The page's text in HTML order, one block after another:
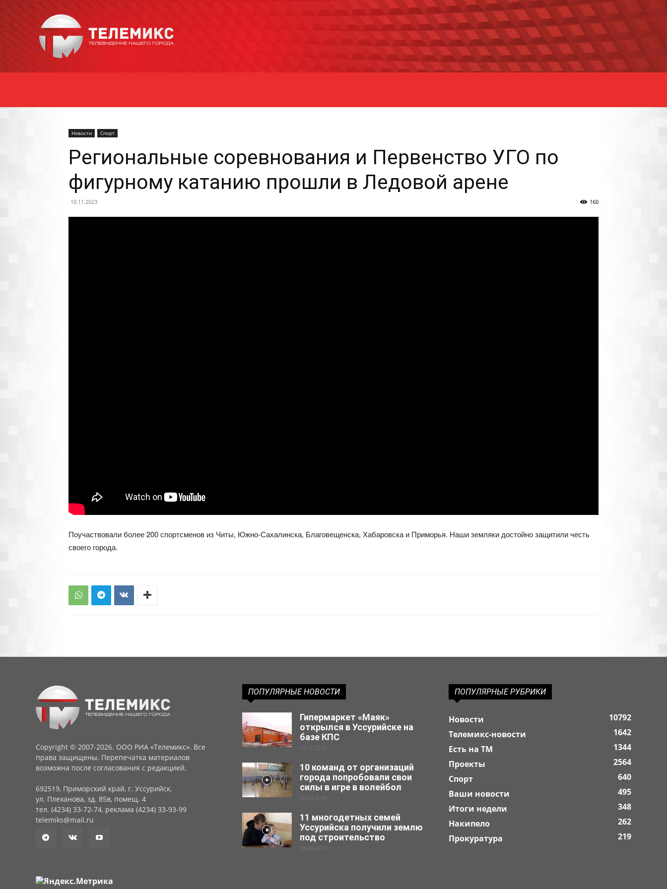
Уссурийска
Новости Спорт
Региональные соревнования и Первенство УГО по
фигурному катанию прошли в Ледовой арене
10.11.2023 160
Поучаствовали более 200 спортсменов из Читы, Южно-Сахалинска, Благовещенска, Хабаровска и Приморья. Наши земляки достойно защитили честь
своего города.
Copyright © 2007-2026. ООО РИА «Телемикс». Все
права защищены. Перепечатка материалов
возможна после согласования с редакцией.
692519, Приморский край, г. Уссурийск,
ул. Плеханова, зд. 85в, помещ. 4
тел. (4234) 33-72-74, реклама (4234) 33-93-99
telemiks@mail.ru
ПОПУЛЯРНЫЕ НОВОСТИ
Гипермаркет «Маяк»
открылся в Уссурийске на
базе КПС
23.12.2019
10 команд от организаций
города попробовали свои
силы в игре в волейбол
30.04.2019
11 многодетных семей
Уссурийска получили землю
под строительство
29.03.2019
ПОПУЛЯРНЫЕ РУБРИКИ
Новости
10792
Телемикс-новости
1642
Есть на ТМ
1344
Проекты
2564
Спорт
640
Ваши новости
495
Итоги недели
348
Накипело
262
Прокуратура
219